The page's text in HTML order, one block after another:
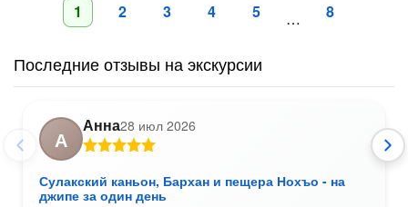
1 2 3 4 5 … 8
Последние отзывы на экскурсии
А
Анна28 июл 2026
Сулакский каньон, Бархан и пещера Нохъо - на
джипе за один день